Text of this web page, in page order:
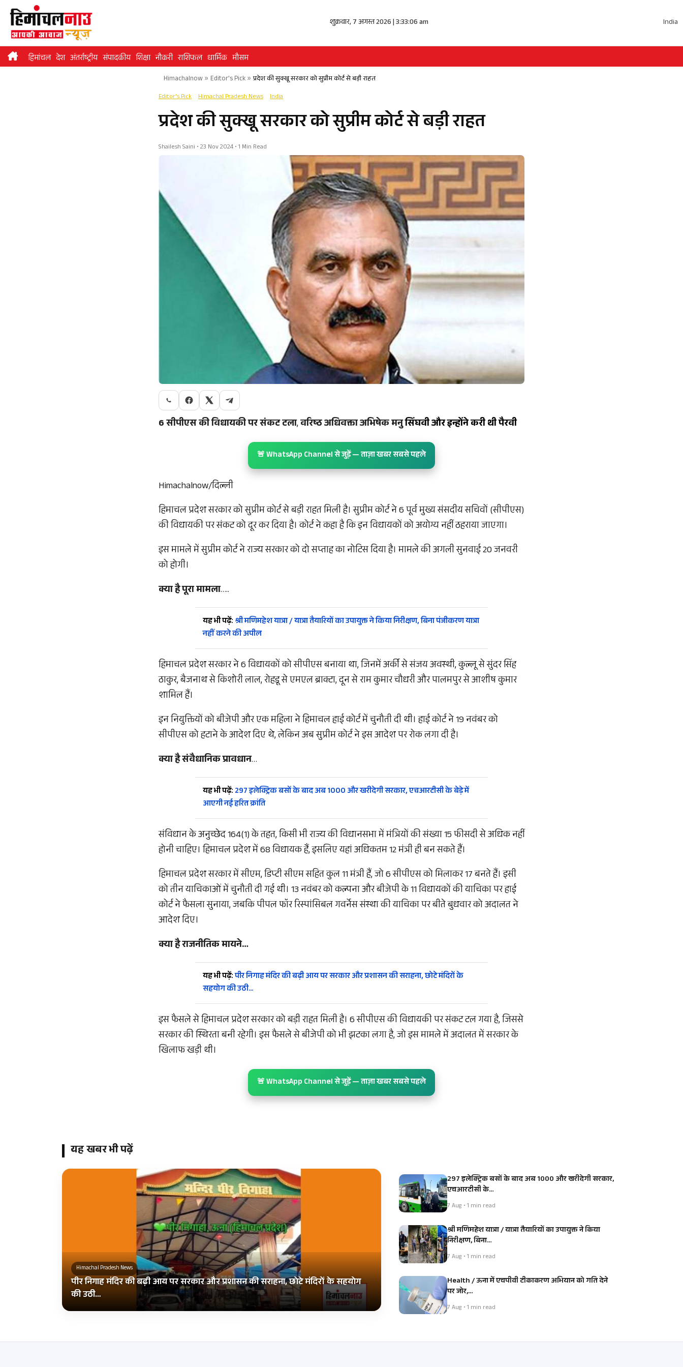
Skip
content
शुक्रवार, 7 अगस्त 2026 | 3:33:06 am India
हिमांचल देश अंतर्राष्ट्रीय संपादकीय शिक्षा नौकरी राशिफल धार्मिक मौसम
Himachalnow» Editor's Pick» प्रदेश की सुक्खू सरकार को सुप्रीम कोर्ट से बड़ी राहत
Editor's Pick Himachal Pradesh News India
प्रदेश की सुक्खू सरकार को सुप्रीम कोर्ट से बड़ी राहत
Shailesh Saini • 23 Nov 2024 • 1 Min Read
6 सीपीएस की विधायकी पर संकट टला,वरिष्ठ अधिवक्ता अभिषेक मनुसिंघवी और इन्होंने करी थी पैरवी
🚨 WhatsApp Channel से जुड़ें — ताज़ा खबर सबसे पहले
Himachalnow/दिल्ली
हिमाचल प्रदेश सरकार को सुप्रीम कोर्ट से बड़ी राहत मिली है। सुप्रीम कोर्ट ने 6 पूर्व मुख्य संसदीय सचिवों (सीपीएस)
की विधायकी पर संकट को दूर कर दिया है। कोर्ट ने कहा है कि इन विधायकों को अयोग्य नहीं ठहराया जाएगा।
इस मामले में सुप्रीम कोर्ट ने राज्य सरकार को दो सप्ताह का नोटिस दिया है। मामले की अगली सुनवाई 20 जनवरी
को होगी।
क्या है पूरा मामला…..
यह भी पढ़ें: श्री मणिमहेश यात्रा / यात्रा तैयारियों का उपायुक्त ने किया निरीक्षण, बिना पंजीकरण यात्रा
नहीं करने की अपील
हिमाचल प्रदेश सरकार ने 6 विधायकों को सीपीएस बनाया था, जिनमें अर्की से संजय अवस्थी, कुल्लू से सुंदर सिंह
ठाकुर, बैजनाथ से किशोरी लाल, रोहडू से एमएल ब्राक्टा, दून से राम कुमार चौधरी और पालमपुर से आशीष कुमार
शामिल हैं।
इन नियुक्तियों को बीजेपी और एक महिला ने हिमाचल हाई कोर्ट में चुनौती दी थी। हाई कोर्ट ने 19 नवंबर को
सीपीएस को हटाने के आदेश दिए थे, लेकिन अब सुप्रीम कोर्ट ने इस आदेश पर रोक लगा दी है।
क्या है संवैधानिक प्रावधान…
यह भी पढ़ें: 297 इलेक्ट्रिक बसों के बाद अब 1000 और खरीदेगी सरकार, एचआरटीसी के बेड़े में
आएगी नई हरित क्रांति
संविधान के अनुच्छेद 164(1) के तहत, किसी भी राज्य की विधानसभा में मंत्रियों की संख्या 15 फीसदी से अधिक नहीं
होनी चाहिए। हिमाचल प्रदेश में 68 विधायक हैं, इसलिए यहां अधिकतम 12 मंत्री ही बन सकते हैं।
हिमाचल प्रदेश सरकार में सीएम, डिप्टी सीएम सहित कुल 11 मंत्री हैं, जो 6 सीपीएस को मिलाकर 17 बनते हैं। इसी
को तीन याचिकाओं में चुनौती दी गई थी। 13 नवंबर को कल्पना और बीजेपी के 11 विधायकों की याचिका पर हाई
कोर्ट ने फैसला सुनाया, जबकि पीपल फॉर रिस्पांसिबल गवर्नेस संस्था की याचिका पर बीते बुधवार को अदालत ने
आदेश दिए।
क्या है राजनीतिक मायने…
यह भी पढ़ें:पीर निगाह मंदिर की बढ़ी आय पर सरकार और प्रशासन की सराहना, छोटे मंदिरों के
सहयोग की उठी…
इस फैसले से हिमाचल प्रदेश सरकार को बड़ी राहत मिली है। 6 सीपीएस की विधायकी पर संकट टल गया है, जिससे
सरकार की स्थिरता बनी रहेगी। इस फैसले से बीजेपी को भी झटका लगा है, जो इस मामले में अदालत में सरकार के
खिलाफ खड़ी थी।
🚨 WhatsApp Channel से जुड़ें — ताज़ा खबर सबसे पहले
यह खबर भी पढ़ें
Himachal Pradesh News
पीर निगाह मंदिर की बढ़ी आय पर सरकार और प्रशासन की सराहना, छोटे मंदिरों के सहयोग
की उठी…
297 इलेक्ट्रिक बसों के बाद अब 1000 और खरीदेगी सरकार,
एचआरटीसी के…
7 Aug • 1 min read
श्री मणिमहेश यात्रा / यात्रा तैयारियों का उपायुक्त ने किया
निरीक्षण, बिना…
7 Aug • 1 min read
Health / ऊना में एचपीवी टीकाकरण अभियान को गति देने
पर जोर,…
7 Aug • 1 min read